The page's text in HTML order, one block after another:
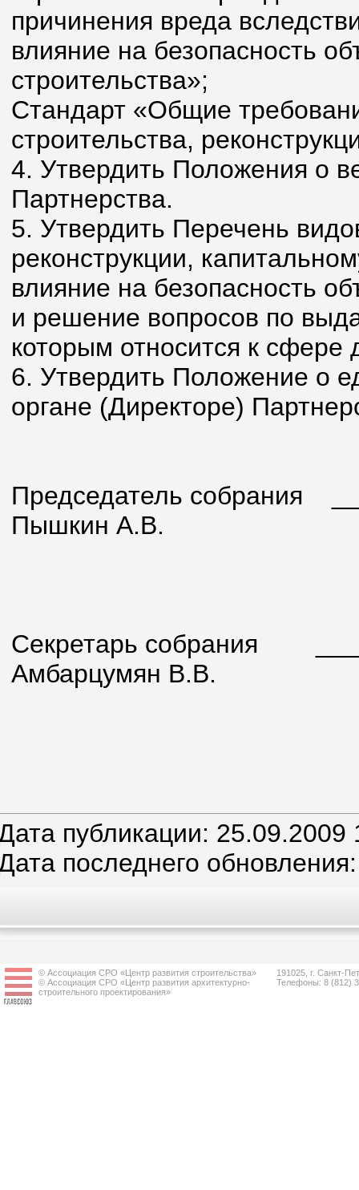
причинения вреда
влияние на безопасность
строительства»;
Стандарт «Общие
строительства,
4. Утвердить Положения о
Партнерства.
5. Утвердить Перечень
реконструкции,
влияние на безопасность
и решение вопросов по
которым относится к сфере
6. Утвердить Положение о
органе (Директоре)
Председатель собрания
Пышкин А.В.
Секретарь собрания
Амбарцумян В.В.
публикации: 25.09.2009
последнего
© Ассоциация СРО «Центр развития строительства»
© Ассоциация СРО «Центр развития архитектурно-
строительного проектирования»
191025, г. Санкт-
Телефоны: 8 (812)